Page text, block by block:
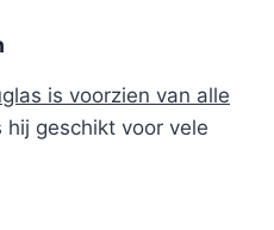
is voorzien van alle
hij geschikt voor vele